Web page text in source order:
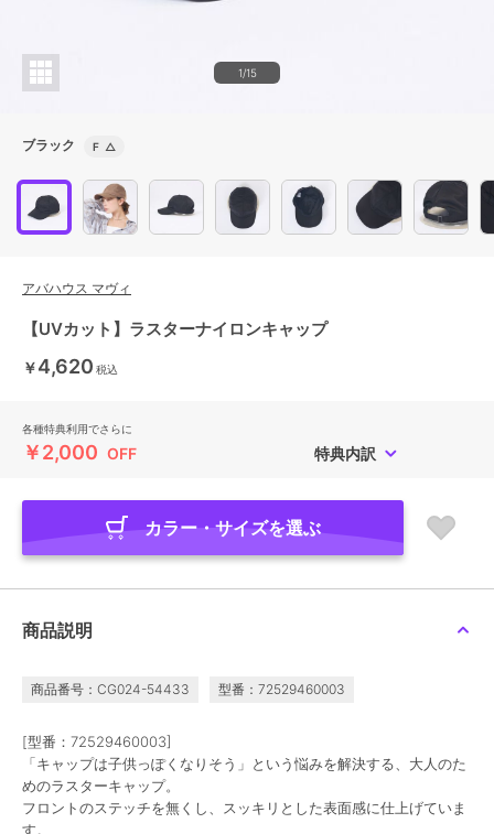
1/15
ブラック F △
アバハウス マヴィ
【UVカット】ラスターナイロンキャップ
￥4,620 税込
各種特典利用でさらに
￥2,000 OFF 特典内訳
カラー・サイズを選ぶ
商品説明
商品番号：CG024-54433 型番：72529460003
[型番：72529460003]
「キャップは子供っぽくなりそう」という悩みを解決する、大人のた
めのラスターキャップ。
フロントのステッチを無くし、スッキリとした表面感に仕上げていま
す。